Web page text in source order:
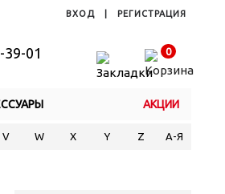
ВХОД РЕГИСТРАЦИЯ
39-01 0
АКЦИИ
V W X Y Z А-Я